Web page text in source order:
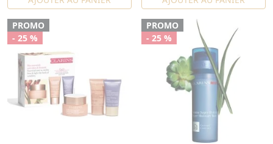
PROMO
- 25 %
PROMO
- 25 %